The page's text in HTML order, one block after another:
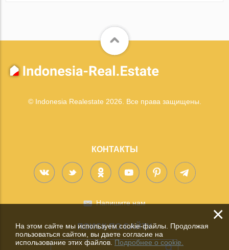
© Indonesia Realestate 2026. Все права защищены.
КОНТАКТЫ
Напишите нам
ПОИСК ПО САЙТУ
×
На этом сайте мы используем cookie-файлы. Продолжая
пользоваться сайтом, вы даете согласие на
использование этих файлов.Подробнее о cookie.